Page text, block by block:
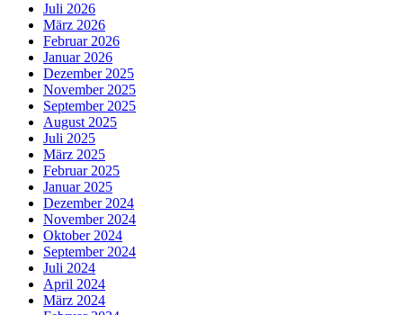
Juli 2026
März 2026
Februar 2026
Januar 2026
Dezember 2025
November 2025
September 2025
August 2025
Juli 2025
März 2025
Februar 2025
Januar 2025
Dezember 2024
November 2024
Oktober 2024
September 2024
Juli 2024
April 2024
März 2024